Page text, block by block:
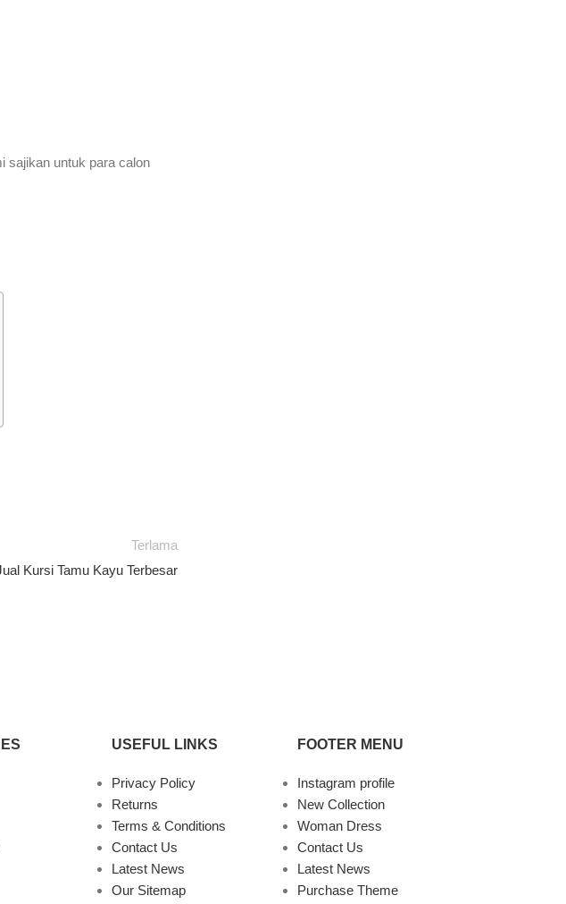
sajikan untuk para calon
Terlama
Kursi Tamu Kayu Terbesar
USEFUL LINKS
Privacy Policy
Returns
Terms & Conditions
Contact Us
Latest News
Our Sitemap
FOOTER MENU
Instagram profile
New Collection
Woman Dress
Contact Us
Latest News
Purchase Theme